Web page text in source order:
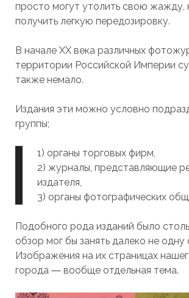
просто могут утолить свою жажду,
получить легкую передозировку.
В начале ХХ века различных
территории Российской Империи
также немало.
Издания эти можно условно
группы;
1) органы торговых фирм,
2) журналы, представляющие
издателя,
3) органы фотографических
Подобного рода изданий было
обзор мог бы занять далеко не одну
Изображения на их страницах
города ― вообще отдельная тема.